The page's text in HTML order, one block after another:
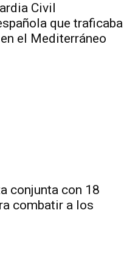
Civil
que traficaba
el Mediterráneo
conjunta con 18
combatir a los